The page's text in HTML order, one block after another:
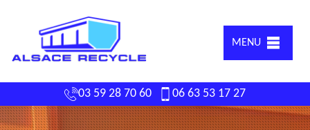
MENU
03 59 28 70 60 06 63 53 17 27